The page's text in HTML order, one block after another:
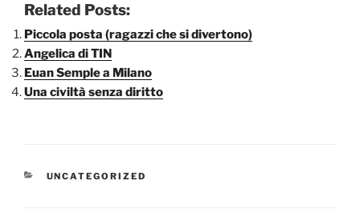
Related Posts:
Piccola posta (ragazzi che si divertono)
Angelica di TIN
Euan Semple a Milano
Una civiltà senza diritto
CATEGORIE
UNCATEGORIZED